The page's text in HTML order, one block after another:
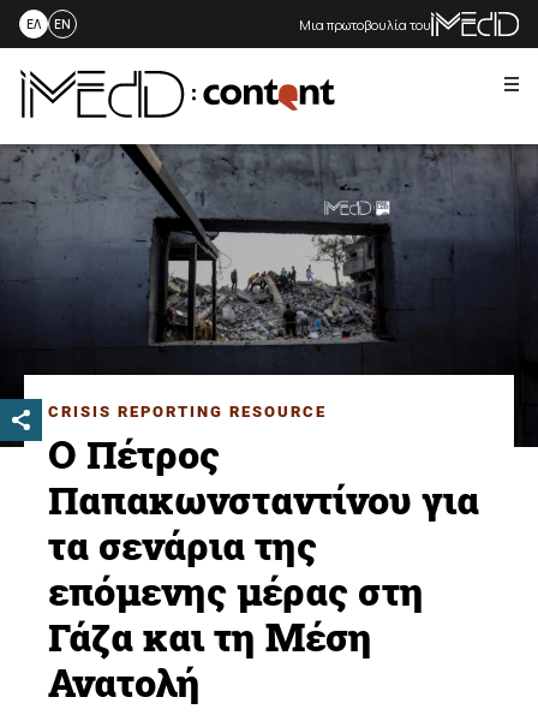
Skip
to
content
ΕΛ EN Μια πρωτοβουλία του
CRISIS REPORTING RESOURCE
Ο Πέτρος
Παπακωνσταντίνου για
τα σενάρια της
επόμενης μέρας στη
Γάζα και τη Μέση
Ανατολή